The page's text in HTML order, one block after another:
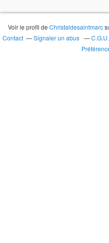
Voir le profil deChristaldesaintmarc
Contact
Signaler un abus C.G.U.